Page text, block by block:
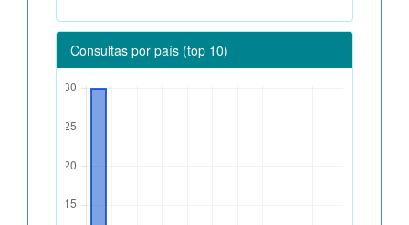
Consultas por país (top 10)